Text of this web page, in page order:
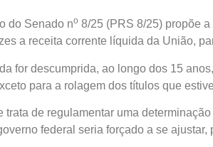
do Senado no 8/25 (PRS 8/25) propõe
a receita corrente líquida da União,
for descumprida, ao longo dos 15
para a rolagem dos títulos que
trata de regulamentar uma
federal seria forçado a se ajustar,